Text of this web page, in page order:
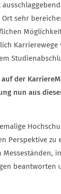
sehr
Karrierewege
der
nun aus
Perspektive zu
beantworten